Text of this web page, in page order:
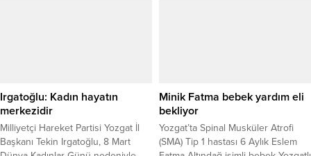
Serkan Göker’in (47) adı verildi.
Yozgat Kamu Hastaneleri...
Fotokapan görüntülerinde bölgede
hareketlilik tespit edilmesi üzerine
jandarma...
Irgatoğlu: Kadın hayatın
merkezidir
Milliyetçi Hareket Partisi Yozgat İl
Başkanı Tekin Irgatoğlu, 8 Mart
Minik Fatma bebek yardım eli
bekliyor
Yozgat’ta Spinal Musküler Atrofi
(SMA) Tip 1 hastası 6 Aylık Eslem